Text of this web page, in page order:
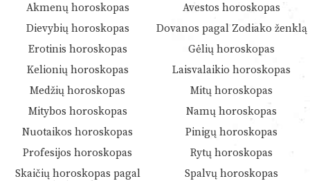
Akmenų horoskopas
Avestos horoskopas
Dievybių horoskopas
Dovanos pagal Zodiako ženklą
Erotinis horoskopas
Gėlių horoskopas
Kelionių horoskopas
Laisvalaikio horoskopas
Medžių horoskopas
Mitų horoskopas
Mitybos horoskopas
Namų horoskopas
Nuotaikos horoskopas
Pinigų horoskopas
Profesijos horoskopas
Rytų horoskopas
Skaičių horoskopas pagal
Spalvų horoskopas